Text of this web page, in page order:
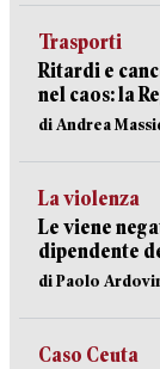
Trasporti
Ritardi e
nel caos: la
di Andrea
La violenza
Le viene
dipendente
di Paolo
Caso Ceuta